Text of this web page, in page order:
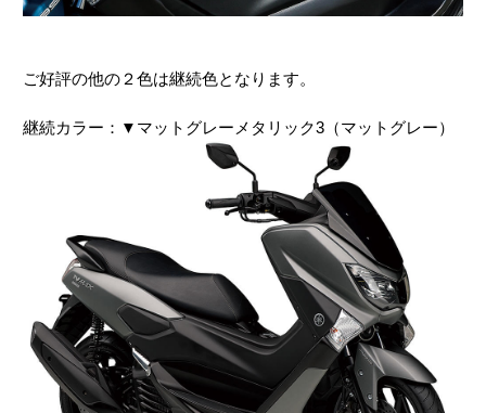
ご好評の他の２色は継続色となります。
継続カラー：▼マットグレーメタリック3（マットグレー）